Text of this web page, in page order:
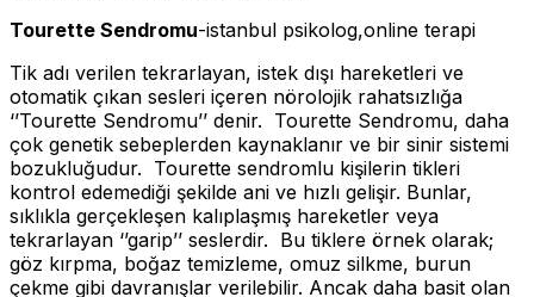
Tourette Sendromu-istanbul psikolog,online terapi
Tik adı verilen tekrarlayan, istek dışı hareketleri ve
otomatik çıkan sesleri içeren nörolojik rahatsızlığa
‘’Tourette Sendromu’’ denir. Tourette Sendromu, daha
çok genetik sebeplerden kaynaklanır ve bir sinir sistemi
bozukluğudur. Tourette sendromlu kişilerin tikleri
kontrol edemediği şekilde ani ve hızlı gelişir. Bunlar,
sıklıkla gerçekleşen kalıplaşmış hareketler veya
tekrarlayan ‘’garip’’ seslerdir. Bu tiklere örnek olarak;
göz kırpma, boğaz temizleme, omuz silkme, burun
çekme gibi davranışlar verilebilir. Ancak daha basit olan